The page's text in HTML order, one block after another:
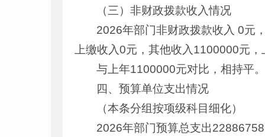
（三）非财政拨款收入情况
2026年部门非财政拨款收入 0元
上缴收入0元，其他收入1100000元
与上年1100000元对比，相持平
四、预算单位支出情况
（本条分组按项级科目细化）
2026年部门预算总支出